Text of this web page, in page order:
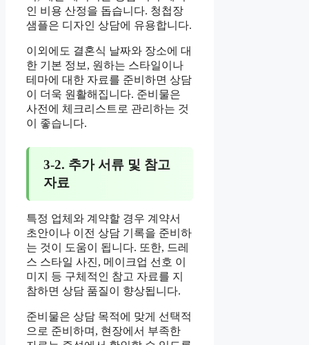
인 비용 산정을 돕습니다. 청첩장
샘플은 디자인 상담에 유용합니다.
이외에도 결혼식 날짜와 장소에 대
한 기본 정보, 원하는 스타일이나
테마에 대한 자료를 준비하면 상담
이 더욱 원활해집니다. 준비물은
사전에 체크리스트로 관리하는 것
이 좋습니다.
3-2. 추가 서류 및 참고
자료
특정 업체와 계약할 경우 계약서
초안이나 이전 상담 기록을 준비하
는 것이 도움이 됩니다. 또한, 드레
스 스타일 사진, 메이크업 선호 이
미지 등 구체적인 참고 자료를 지
참하면 상담 품질이 향상됩니다.
준비물은 상담 목적에 맞게 선택적
으로 준비하며, 현장에서 부족한